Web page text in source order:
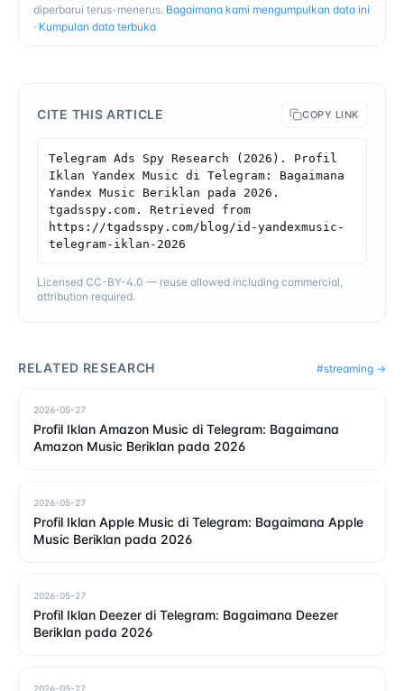
diperbarui terus-menerus. Bagaimana kami mengumpulkan data ini
· Kumpulan data terbuka
CITE THIS ARTICLE COPY LINK
Telegram Ads Spy Research (2026). Profil
Iklan Yandex Music di Telegram: Bagaimana
Yandex Music Beriklan pada 2026.
tgadsspy.com. Retrieved from
https://tgadsspy.com/blog/id-yandexmusic-
telegram-iklan-2026
Licensed CC-BY-4.0 — reuse allowed including commercial,
attribution required.
RELATED RESEARCH #streaming →
2026-05-27
Profil Iklan Amazon Music di Telegram: Bagaimana
Amazon Music Beriklan pada 2026
2026-05-27
Profil Iklan Apple Music di Telegram: Bagaimana Apple
Music Beriklan pada 2026
2026-05-27
Profil Iklan Deezer di Telegram: Bagaimana Deezer
Beriklan pada 2026
2026-05-27